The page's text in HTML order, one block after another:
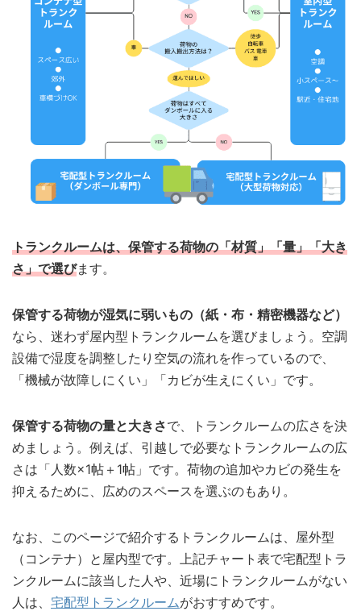
トランクルームは、保管する荷物の「材質」「量」「大き
さ」で選びます。
保管する荷物が湿気に弱いもの（紙・布・精密機器など）
なら、迷わず屋内型トランクルームを選びましょう。空調
設備で湿度を調整したり空気の流れを作っているので、
「機械が故障しにくい」「カビが生えにくい」です。
保管する荷物の量と大きさで、トランクルームの広さを決
めましょう。例えば、引越しで必要なトランクルームの広
さは「人数×1帖＋1帖」です。荷物の追加やカビの発生を
抑えるために、広めのスペースを選ぶのもあり。
なお、このページで紹介するトランクルームは、屋外型
（コンテナ）と屋内型です。上記チャート表で宅配型トラ
ンクルームに該当した人や、近場にトランクルームがない
人は、 宅配型トランクルームがおすすめです。